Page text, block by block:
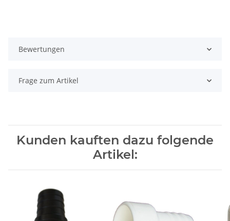
Bewertungen
Frage zum Artikel
Kunden kauften dazu folgende
Artikel: